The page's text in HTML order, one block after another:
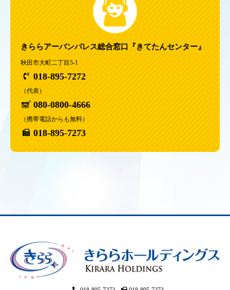
きららアーバンパレス総合窓口『きてたんセンター』
秋田市大町二丁目5-1
018-895-7272
（代表）
080-0800-4666
（携帯電話からも無料）
018-895-7273